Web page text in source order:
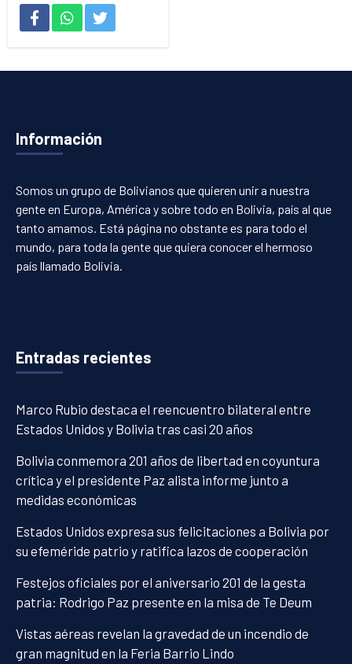
Información
Somos un grupo de Bolivianos que quieren unir a nuestra
gente en Europa, América y sobre todo en Bolivia, país al que
tanto amamos. Está página no obstante es para todo el
mundo, para toda la gente que quiera conocer el hermoso
país llamado Bolivia.
Entradas recientes
Marco Rubio destaca el reencuentro bilateral entre
Estados Unidos y Bolivia tras casi 20 años
Bolivia conmemora 201 años de libertad en coyuntura
crítica y el presidente Paz alista informe junto a
medidas económicas
Estados Unidos expresa sus felicitaciones a Bolivia por
su efeméride patrio y ratifica lazos de cooperación
Festejos oficiales por el aniversario 201 de la gesta
patria: Rodrigo Paz presente en la misa de Te Deum
Vistas aéreas revelan la gravedad de un incendio de
gran magnitud en la Feria Barrio Lindo